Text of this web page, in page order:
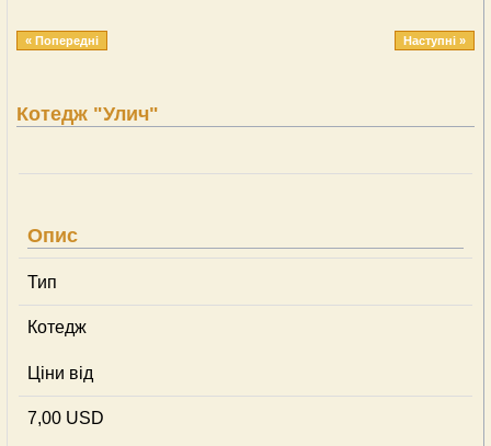
« Попередні Наступні »
Котедж "Улич"
Опис
Тип
Котедж
Ціни від
7,00 USD